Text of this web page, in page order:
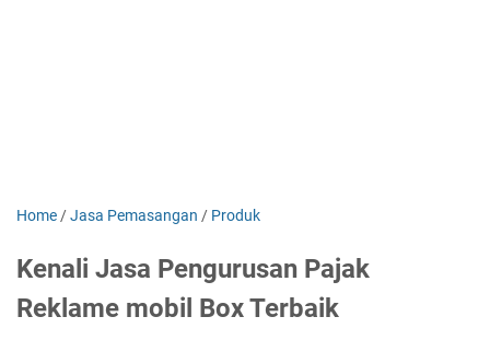
Home /Jasa Pemasangan / Produk
Kenali Jasa Pengurusan Pajak
Reklame mobil Box Terbaik